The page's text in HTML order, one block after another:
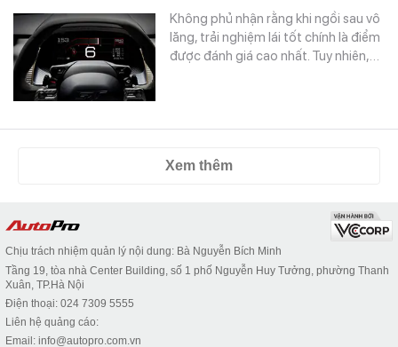
Không phủ nhận rằng khi ngồi sau vô
lăng, trải nghiệm lái tốt chính là điểm
được đánh giá cao nhất. Tuy nhiên,…
Xem thêm
Chịu trách nhiệm quản lý nội dung: Bà Nguyễn Bích Minh
Tầng 19, tòa nhà Center Building, số 1 phố Nguyễn Huy Tưởng, phường Thanh
Xuân, TP.Hà Nội
Điện thoại: 024 7309 5555
Liên hệ quảng cáo:
Email: info@autopro.com.vn